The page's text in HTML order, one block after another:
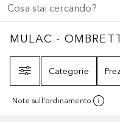
MULAC -
MULAC -
Categorie
Note sull'ordinamento
+7